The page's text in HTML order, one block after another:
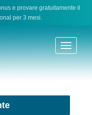
e provare gratuitamente il
per 3 mesi.